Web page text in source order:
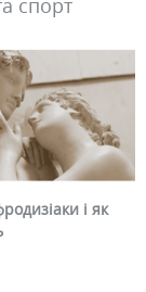
спорт
червоніє
можна це